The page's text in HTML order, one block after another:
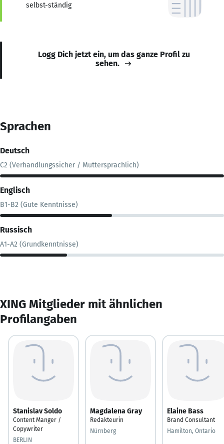
selbst-ständig
Logg Dich jetzt ein, um das ganze Profil zu
sehen.
Sprachen
Deutsch
C2 (Verhandlungssicher / Muttersprachlich)
Englisch
B1-B2 (Gute Kenntnisse)
Russisch
A1-A2 (Grundkenntnisse)
XING Mitglieder mit ähnlichen
Profilangaben
Stanislav Soldo
Content Manger /
Copywriter
BERLIN
Magdalena Gray
Redakteurin
Nürnberg
Elaine Bass
Brand Consultant
Hamilton, Ontario